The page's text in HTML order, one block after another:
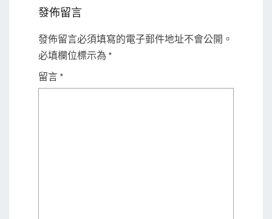
發佈留言
發佈留言必須填寫的電子郵件地址不會公開。
必填欄位標示為 *
留言 *